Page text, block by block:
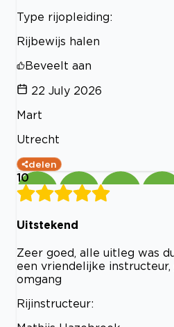
Type rijopleiding:
Rijbewijs halen
Beveelt aan
22 July 2026
Mart
Utrecht
delen
10
Uitstekend
Zeer goed, alle uitleg was
een vriendelijke
omgang
Rijinstructeur: